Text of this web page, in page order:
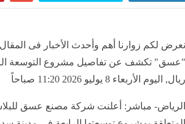
نعرض لكم زوارنا أهم وأحدث الأخبار فى المقال
ريال, اليوم الأربعاء 8 يوليو 2026 11:20 صباحاً
الرياض- مباشر: أعلنت شركة مصنع عسق